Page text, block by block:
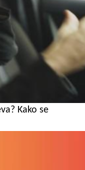
Kako se